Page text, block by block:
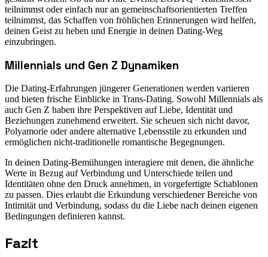
teilnimmst oder einfach nur an gemeinschaftsorientierten Treffen
teilnimmst, das Schaffen von fröhlichen Erinnerungen wird helfen,
deinen Geist zu heben und Energie in deinen Dating-Weg
einzubringen.
Millennials und Gen Z Dynamiken
Die Dating-Erfahrungen jüngerer Generationen werden variieren
und bieten frische Einblicke in Trans-Dating. Sowohl Millennials als
auch Gen Z haben ihre Perspektiven auf Liebe, Identität und
Beziehungen zunehmend erweitert. Sie scheuen sich nicht davor,
Polyamorie oder andere alternative Lebensstile zu erkunden und
ermöglichen nicht-traditionelle romantische Begegnungen.
In deinen Dating-Bemühungen interagiere mit denen, die ähnliche
Werte in Bezug auf Verbindung und Unterschiede teilen und
Identitäten ohne den Druck annehmen, in vorgefertigte Schablonen
zu passen. Dies erlaubt die Erkundung verschiedener Bereiche von
Intimität und Verbindung, sodass du die Liebe nach deinen eigenen
Bedingungen definieren kannst.
Fazit